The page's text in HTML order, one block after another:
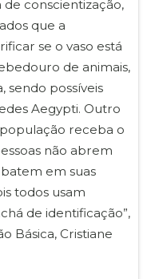
conscientização,
que a
se o vaso está
de animais,
sendo possíveis
Aegypti. Outro
receba o
não abrem
em suas
todos usam
de identificação”,
Básica, Cristiane